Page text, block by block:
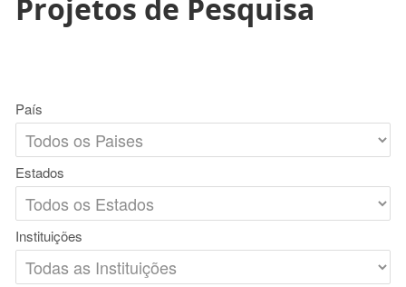
Projetos de Pesquisa
País
Estados
Instituições